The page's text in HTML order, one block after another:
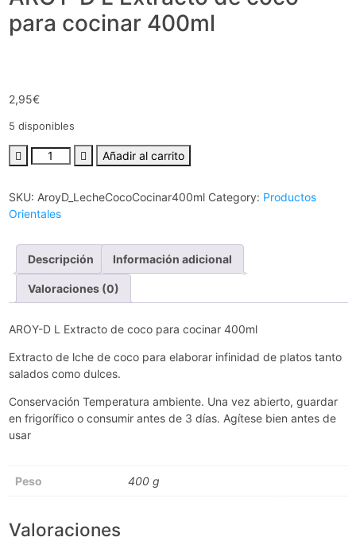
para cocinar 400ml
2,95€
5 disponibles
Añadir al carrito
SKU: AroyD_LecheCocoCocinar400ml Category: Productos
Orientales
Descripción Información adicional
Valoraciones (0)
AROY-D L Extracto de coco para cocinar 400ml
Extracto de lche de coco para elaborar infinidad de platos tanto
salados como dulces.
Conservación Temperatura ambiente. Una vez abierto, guardar
en frigorífico o consumir antes de 3 días. Agítese bien antes de
usar
Peso 400 g
Valoraciones